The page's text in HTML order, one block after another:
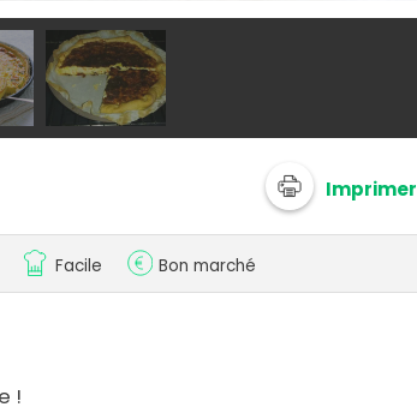
Imprimer
Facile Bon marché
!